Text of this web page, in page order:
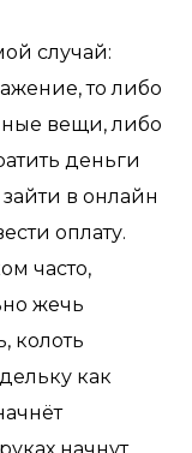
случай:
то либо
вещи, либо
деньги
в онлайн
оплату.
часто,
жечь
колоть
как